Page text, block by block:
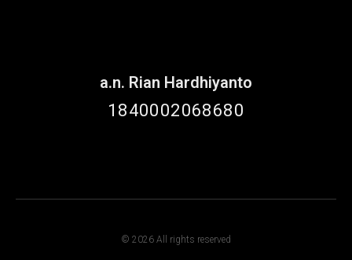
a.n. Rian Hardhiyanto
1840002068680
© 2026 All rights reserved